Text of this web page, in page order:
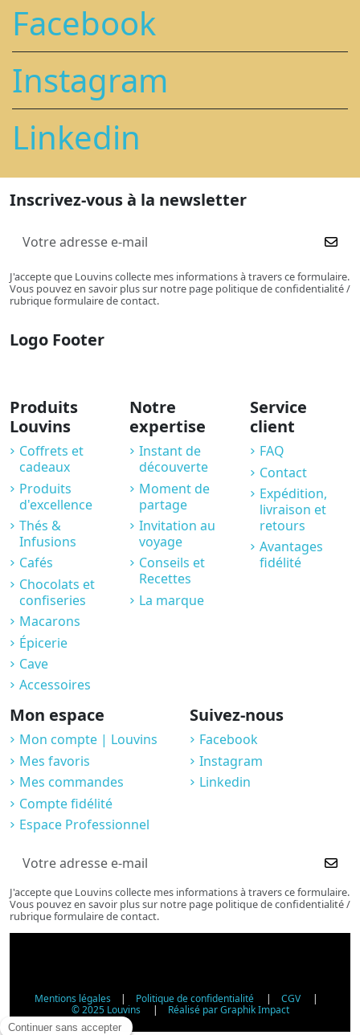
Facebook
Instagram
Linkedin
Inscrivez-vous à la newsletter
J'accepte que Louvins collecte mes informations à travers ce formulaire.
Vous pouvez en savoir plus sur notre page politique de confidentialité /
rubrique formulaire de contact.
Logo Footer
Produits
Louvins
Coffrets et
cadeaux
Produits
d'excellence
Thés &
Infusions
Cafés
Chocolats et
confiseries
Macarons
Épicerie
Cave
Accessoires
Notre
expertise
Instant de
découverte
Moment de
partage
Invitation au
voyage
Conseils et
Recettes
La marque
Service
client
FAQ
Contact
Expédition,
livraison et
retours
Avantages
fidélité
Mon espace
Mon compte | Louvins
Mes favoris
Mes commandes
Compte fidélité
Espace Professionnel
Suivez-nous
Facebook
Instagram
Linkedin
J'accepte que Louvins collecte mes informations à travers ce formulaire.
Vous pouvez en savoir plus sur notre page politique de confidentialité /
rubrique formulaire de contact.
Mentions légales | Politique de confidentialité | CGV |
© 2025 Louvins | Réalisé par Graphik Impact